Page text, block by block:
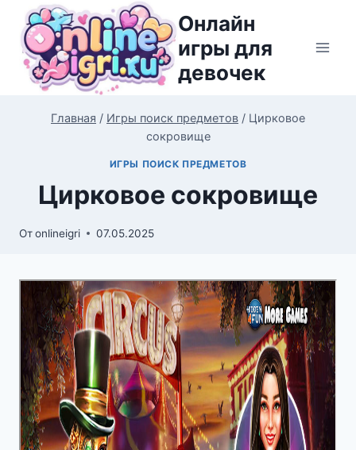
Перейти
содержимому
Онлайн
игры для
девочек
Главная / Игры поиск предметов / Цирковое
сокровище
ИГРЫ ПОИСК ПРЕДМЕТОВ
Цирковое сокровище
Отonlineigri 07.05.2025